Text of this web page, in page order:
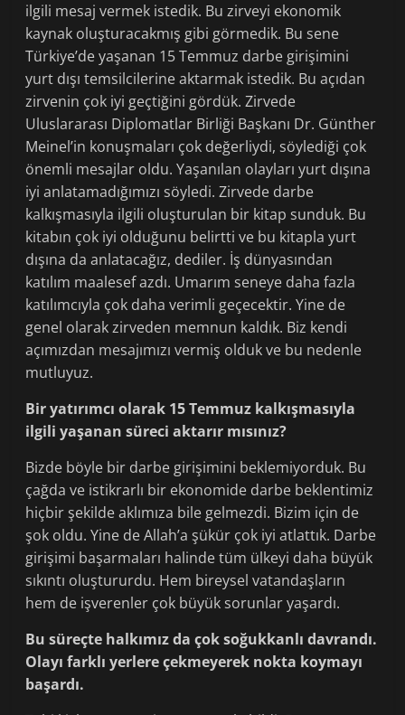
ilgili mesaj vermek istedik. Bu zirveyi ekonomik
kaynak oluşturacakmış gibi görmedik. Bu sene
Türkiye’de yaşanan 15 Temmuz darbe girişimini
yurt dışı temsilcilerine aktarmak istedik. Bu açıdan
zirvenin çok iyi geçtiğini gördük. Zirvede
Uluslararası Diplomatlar Birliği Başkanı Dr. Günther
Meinel’in konuşmaları çok değerliydi, söylediği çok
önemli mesajlar oldu. Yaşanılan olayları yurt dışına
iyi anlatamadığımızı söyledi. Zirvede darbe
kalkışmasıyla ilgili oluşturulan bir kitap sunduk. Bu
kitabın çok iyi olduğunu belirtti ve bu kitapla yurt
dışına da anlatacağız, dediler. İş dünyasından
katılım maalesef azdı. Umarım seneye daha fazla
katılımcıyla çok daha verimli geçecektir. Yine de
genel olarak zirveden memnun kaldık. Biz kendi
açımızdan mesajımızı vermiş olduk ve bu nedenle
mutluyuz.
Bir yatırımcı olarak 15 Temmuz kalkışmasıyla
ilgili yaşanan süreci aktarır mısınız?
Bizde böyle bir darbe girişimini beklemiyorduk. Bu
çağda ve istikrarlı bir ekonomide darbe beklentimiz
hiçbir şekilde aklımıza bile gelmezdi. Bizim için de
şok oldu. Yine de Allah’a şükür çok iyi atlattık. Darbe
girişimi başarmaları halinde tüm ülkeyi daha büyük
sıkıntı oluştururdu. Hem bireysel vatandaşların
hem de işverenler çok büyük sorunlar yaşardı.
Bu süreçte halkımız da çok soğukkanlı davrandı.
Olayı farklı yerlere çekmeyerek nokta koymayı
başardı.